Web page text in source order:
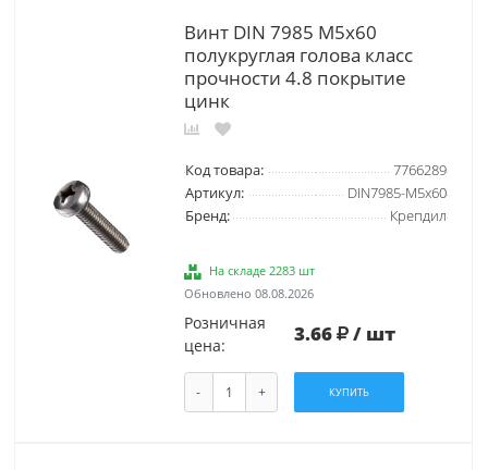
Винт DIN 7985 М5х60
полукруглая голова класс
прочности 4.8 покрытие
цинк
Код товара:
7766289
Артикул:
DIN7985-М5х60
Бренд:
Крепдил
На складе 2283 шт
Обновлено 08.08.2026
Розничная
цена:
3.66 / шт
- + КУПИТЬ